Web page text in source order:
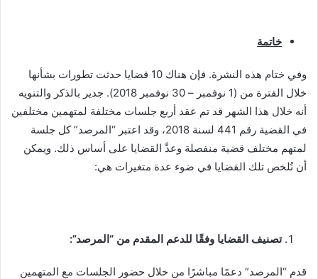
خاتمة
وفي ختام هذه النشرة. فإن هناك 10 قضايا حدثت تطورات بشأنها
خلال الفترة من (1 نوفمبر – 30 نوفمبر 2018). جدير بالذكر والتنويه
أنه خلال هذا الشهر قد تم عقد أربع جلسات مختلفة لمتهمين مختلفين
في القضية رقم 441 لسنة 2018، وقد اعتبر “المرصد” كل جلسة
لمتهم مختلف قضية منفصلة وعدَّ القضايا على أساس ذلك. ويمكن
أن نُلخص تلك القضايا في ضوء عدة متغيرات هي:
تصنيف القضايا وفقًا للدعم المقدم من “المرصد”:
قدم “المرصد” دعمًا مباشرًا من خلال حضور الجلسات مع المتهمين